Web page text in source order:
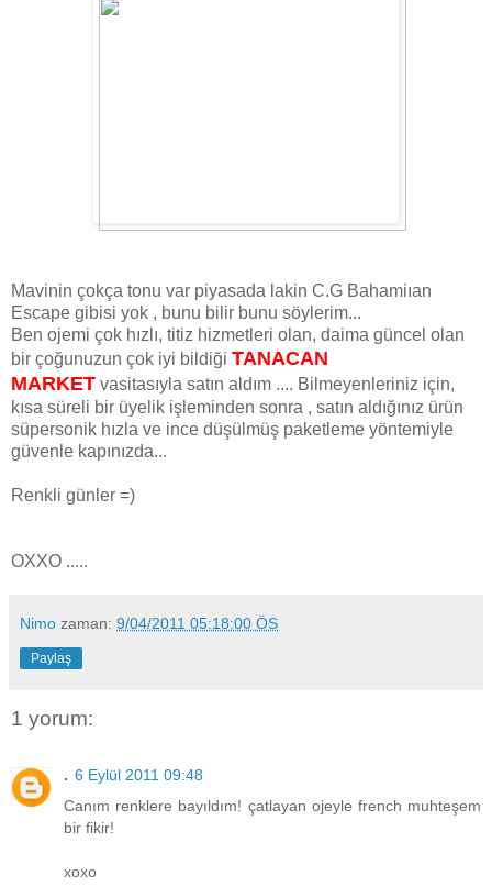
Mavinin çokça tonu var piyasada lakin C.G Bahamiıan
Escape gibisi yok , bunu bilir bunu söylerim...
Ben ojemi çok hızlı, titiz hizmetleri olan, daima güncel olan
bir çoğunuzun çok iyi bildiği TANACAN
MARKET vasitasıyla satın aldım .... Bilmeyenleriniz için,
kısa süreli bir üyelik işleminden sonra , satın aldığınız ürün
süpersonik hızla ve ince düşülmüş paketleme yöntemiyle
güvenle kapınızda...
Renkli günler =)
OXXO .....
Nimo zaman: 9/04/2011 05:18:00 ÖS
Paylaş
1 yorum:
. 6 Eylül 2011 09:48
Canım renklere bayıldım! çatlayan ojeyle french muhteşem
bir fikir!
xoxo